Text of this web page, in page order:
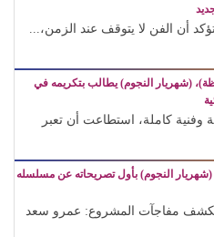
أن الفن لا يتوقف عند الزمن،...
(شهريار النجوم) يطالب بتكريمه في
وفنية كاملة، استطاعت أن تعبر
النجوم) بأول تصريحاته عن مسلسله
يكشف مفاجآت المشروع: عمرو سعد